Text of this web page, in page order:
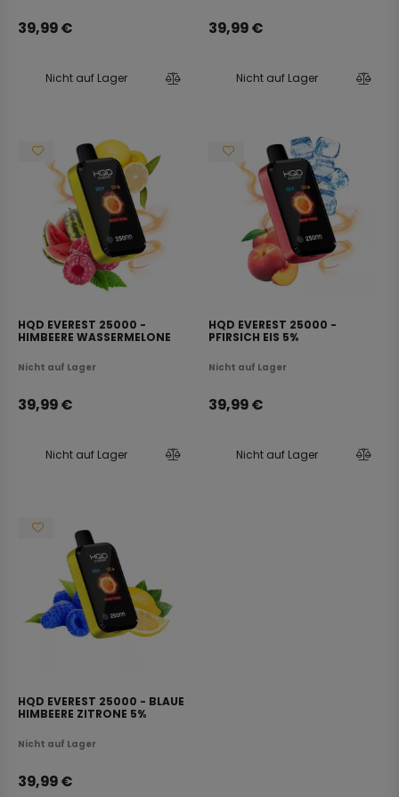
Intensitätsstufen ist sie der ideale Begleiter für jeden
39,99€
Nicht auf Lager
39,99€
Nicht auf Lager
HQD EVEREST 25000 -
HIMBEERE WASSERMELONE
Nicht auf Lager
39,99€
Nicht auf Lager
HQD EVEREST 25000 -
PFIRSICH EIS 5%
Nicht auf Lager
39,99€
Nicht auf Lager
HQD EVEREST 25000 - BLAUE
HIMBEERE ZITRONE 5%
Nicht auf Lager
39,99€